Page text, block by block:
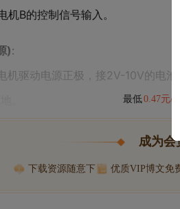
机B的控制信号输入。
):
机驱动电源正极，接2V-10V的电池
最低0.47元/天
成为会
下载资源随意下 优质VIP博文免